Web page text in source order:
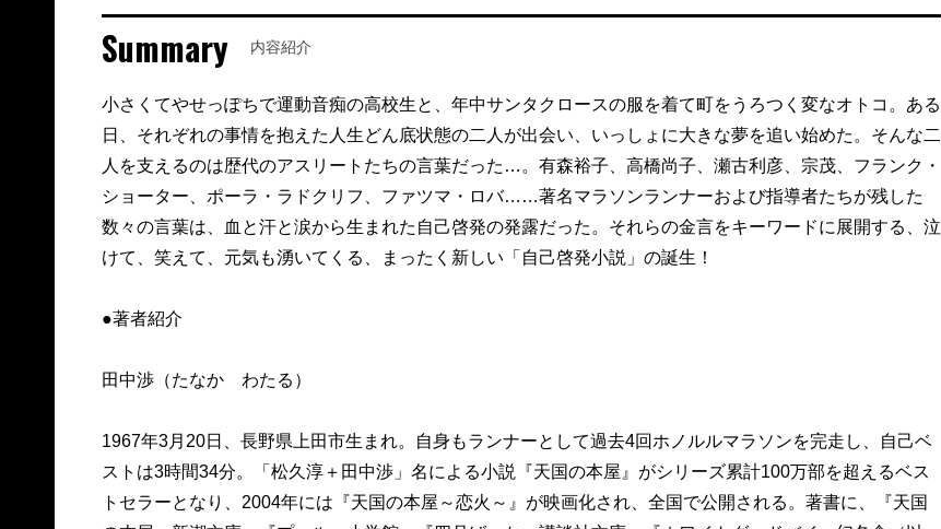
Summary 内容紹介
小さくてやせっぽちで運動音痴の高校生と、年中サンタクロースの服を着て町をうろつく変なオトコ。ある
日、それぞれの事情を抱えた人生どん底状態の二人が出会い、いっしょに大きな夢を追い始めた。そんな二
人を支えるのは歴代のアスリートたちの言葉だった…。有森裕子、高橋尚子、瀬古利彦、宗茂、フランク・
ショーター、ポーラ・ラドクリフ、ファツマ・ロバ……著名マラソンランナーおよび指導者たちが残した
数々の言葉は、血と汗と涙から生まれた自己啓発の発露だった。それらの金言をキーワードに展開する、泣
けて、笑えて、元気も湧いてくる、まったく新しい「自己啓発小説」の誕生！
●著者紹介
田中渉（たなか わたる）
1967年3月20日、長野県上田市生まれ。自身もランナーとして過去4回ホノルルマラソンを完走し、自己ベ
ストは3時間34分。「松久淳＋田中渉」名による小説『天国の本屋』がシリーズ累計100万部を超えるベス
トセラーとなり、2004年には『天国の本屋～恋火～』が映画化され、全国で公開される。著書に、『天国